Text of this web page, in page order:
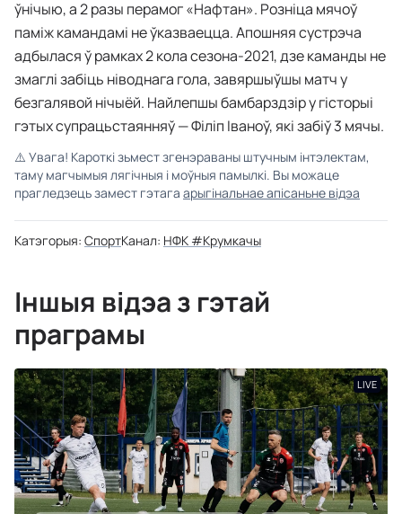
ўнічыю, а 2 разы перамог «Нафтан». Розніца мячоў
паміж камандамі не ўказваецца. Апошняя сустрэча
адбылася ў рамках 2 кола сезона-2021, дзе каманды не
змаглі забіць ніводнага гола, завяршыўшы матч у
безгалявой нічыёй. Найлепшы бамбарздзір у гісторыі
гэтых супрацьстаянняў — Філіп Іваноў, які забіў 3 мячы.
⚠️ Увага! Кароткі зьмест згенэраваны штучным інтэлектам,
таму магчымыя лягічныя і моўныя памылкі. Вы можаце
прагледзець замест гэтага арыгінальнае апісаньне відэа
Катэгорыя: СпортКанал: НФК #Крумкачы
Іншыя відэа з гэтай
праграмы
LIVE